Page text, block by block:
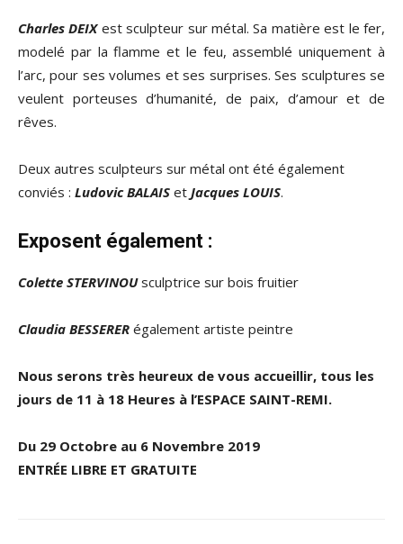
Charles DEIXest sculpteur sur métal. Sa matière est le fer,
modelé par la flamme et le feu, assemblé uniquement à
l’arc, pour ses volumes et ses surprises. Ses sculptures se
veulent porteuses d’humanité, de paix, d’amour et de
rêves.
Deux autres sculpteurs sur métal ont été également
conviés : Ludovic BALAIS et Jacques LOUIS.
Exposent également :
Colette STERVINOUsculptrice sur bois fruitier
Claudia BESSERER également artiste peintre
Nous serons très heureux de vous accueillir, tous les
jours de 11 à 18 Heures à l’ESPACE SAINT-REMI.
Du 29 Octobre au 6 Novembre 2019
ENTRÉE LIBRE ET GRATUITE